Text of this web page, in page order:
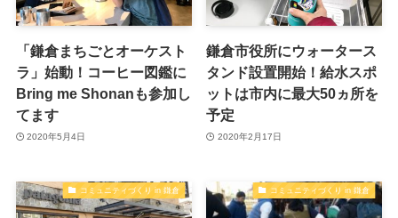
「鎌倉まちごとオーケスト
ラ」始動！コーヒー図鑑に
Bring me Shonanも参加し
てます
2020年5月4日
鎌倉市役所にウォータース
タンド設置開始！給水スポ
ットは市内に最大50ヵ所を
予定
2020年2月17日
コミュニティづくり in 鎌倉 コミュニティづくり in 鎌倉